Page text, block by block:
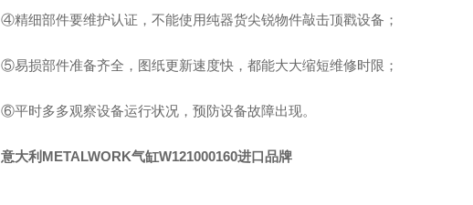
④精细部件要维护认证，不能使用纯器货尖锐物件敲击顶戳设备；
⑤易损部件准备齐全，图纸更新速度快，都能大大缩短维修时限；
⑥平时多多观察设备运行状况，预防设备故障出现。
意大利METALWORK气缸W121000160进口品牌